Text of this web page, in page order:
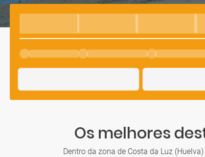
Os melhores
Dentro da zona de Costa da Luz